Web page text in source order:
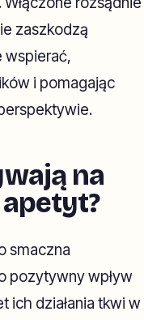
zaszkodzą
wspierać,
i pomagając
na
smaczna
pozytywny wpływ
ich działania tkwi w